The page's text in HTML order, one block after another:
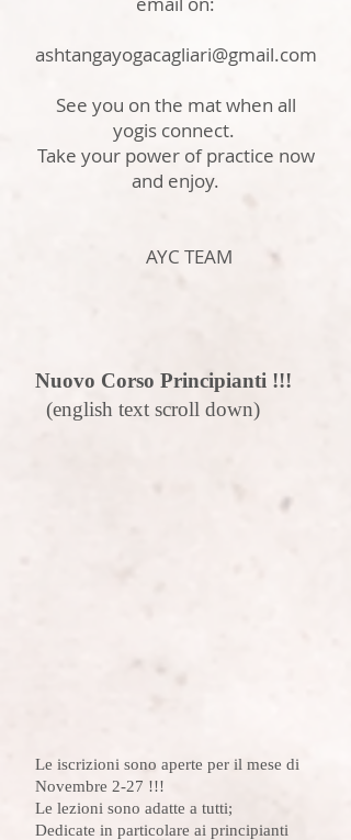
ashtangayogacagliari@gmail.com
See you on the mat when all
yogis connect.
Take your power of practice now
and enjoy.
AYC TEAM
Nuovo Corso Principianti !!!
(english text scroll down)
Le iscrizioni sono aperte per il mese di
Novembre 2-27 !!!
Le lezioni sono adatte a tutti;
Dedicate in particolare ai principianti